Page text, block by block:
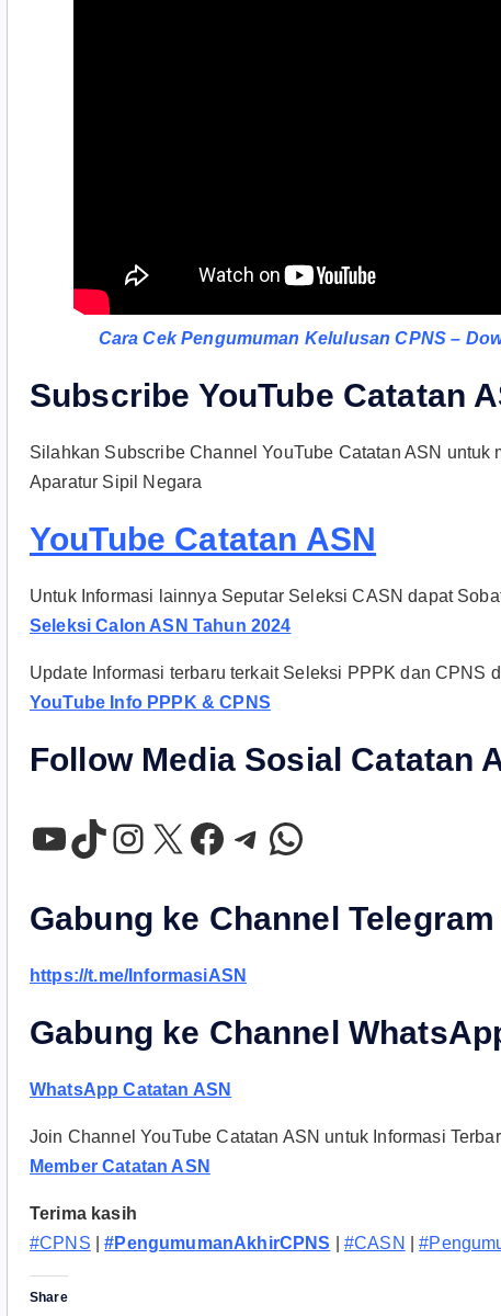
Cara Cek Pengumuman Kelulusan CPNS –
Subscribe YouTube Catatan
Silahkan Subscribe Channel YouTube Catatan ASN
Aparatur Sipil Negara
YouTube Catatan ASN
Untuk Informasi lainnya Seputar Seleksi CASN dapat
Seleksi Calon ASN Tahun 2024
Update Informasi terbaru terkait Seleksi PPPK dan CPNS
YouTube Info PPPK & CPNS
Follow Media Sosial Catatan
YouTube TikTok Instagram X Facebook Telegram WhatsApp
Gabung ke Channel
https://t.me/InformasiASN
Gabung ke Channel
WhatsApp Catatan ASN
Join Channel YouTube Catatan ASN untuk Informasi
Member Catatan ASN
Terima kasih
#CPNS |#PengumumanAkhirCPNS #CASN |
Share